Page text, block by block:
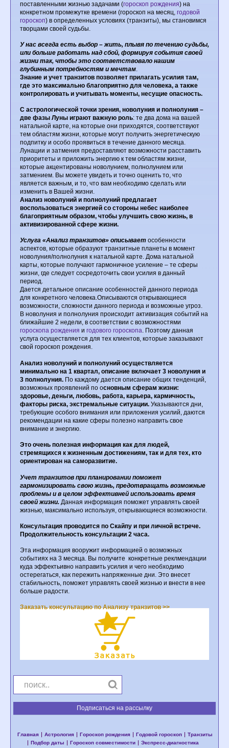
поставленными жизнью задачами (гороскоп рождения) на
конкретном промежутке времени (гороскоп на месяц, годовой
гороскоп) в определенных условиях (транзиты), мы становимся
творцами своей судьбы.
У нас всегда есть выбор – жить, плывя по течению судьбы,
или больше работать над сбой, формируя события своей
жизни так, чтобы это соответствовало нашим
глубинным потребностям и мечтам.
Знание и учет транзитов позволяет прилагать усилия там,
где это максимально благоприятно для человека, а также
контролировать и учитывать моменты, несущие опасность.
С астрологической точки зрения, новолуния и полнолуния –
две фазы Луны играют важную роль: те два дома на вашей
натальной карте, на которые они приходятся, соответствуют
тем областям жизни, которые могут получить энергетическую
подпитку и особо проявиться в течение данного месяца.
Лунации и затмения предоставляют возможности расставить
приоритеты и приложить энергию к тем областям жизни,
которые акцентированы новолунием, полнолунием или
затмением. Вы можете увидеть и точно оценить то, что
является важным, и то, что вам необходимо сделать или
изменить в Вашей жизни.
Анализ новолуний и полнолуний предлагает
воспользоваться энергией со стороны небес наиболее
благоприятным образом, чтобы улучшить свою жизнь, в
активизированной сфере жизни.
Услуга «Анализ транзитов» описывает особенности
аспектов, которые образуют транзитные планеты в момент
новолуния/полнолуния к натальной карте. Дома натальной
карты, которые получают гармоничное усиление – те сферы
жизни, где следует сосредоточить свои усилия в данный
период.
Дается детальное описание особенностей данного периода
для конкретного человека.Описываются открывающиеся
возможности, сложности данного периода и возможные угроз.
В новолуния и полнолуния происходит активизация событий на
ближайшие 2 недели, в соответствии с возможностями
гороскопа рождения и годового гороскопа. Поэтому данная
услуга осуществляется для тех клиентов, которые заказывают
свой гороскоп рождения.
Анализ новолуний и полнолуний осуществляется
минимально на 1 квартал, описание включает 3 новолуния и
3 полнолуния. По каждому дается описание общих тенденций,
возможных проявлений по основным сферам жизни:
здоровье, деньги, любовь, работа, карьера, кармичность,
факторы риска, экстремальные ситуации. Указываются дни,
требующие особого внимания или приложения усилий, даются
рекомендации на какие сферы полезно направить свое
внимание и энергию.
Это очень полезная информация как для людей,
стремящихся к жизненным достижениям, так и для тех, кто
ориентирован на саморазвитие.
Учет транзитов при планировании поможет
гармонизировать свою жизнь, предотвращать возможные
проблемы и в целом эффективней использовать время
своей жизни. Данная информация поможет управлять своей
жизнью, максимально используя, открывающиеся возможности.
Консультация проводится по Скайпу и при личной встрече.
Продолжительность консультации 2 часа.
Эта информация вооружит информацией о возможных
событиях на 3 месяца. Вы получите конкретные реклмендации
куда эффектьивно направить усилия и чего необходимо
остерегаться, как пережить напряженные дни. Это внесет
стабильность, поможет управлять своей жизнью и внести в нее
больше радости.
Заказать консультацию по Анализу транзитов >>
Подписаться на рассылку
Главная Астрология Гороскоп рождения Годовой гороскоп
Транзиты
Подбор даты
Гороскоп совместимости Экспресс-диагностика